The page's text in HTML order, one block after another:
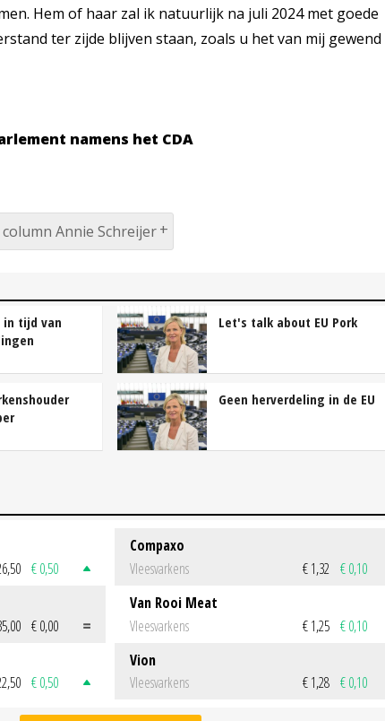
Hem of haar zal ik natuurlijk na juli 2024 met goede
ter zijde blijven staan, zoals u het van mij gewend
namens het CDA
column Annie Schreijer
in tijd van
Let's talk about EU Pork
Geen herverdeling in de EU
€ 0,50
€ 0,00
€ 0,50
Compaxo
Vleesvarkens
€ 1,32 € 0,10
Van Rooi Meat
Vleesvarkens
€ 1,25 € 0,10
Vion
Vleesvarkens
€ 1,28 € 0,10